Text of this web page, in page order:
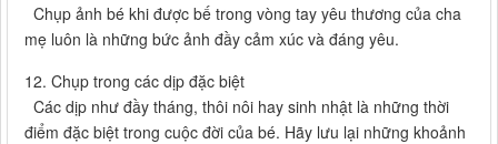
Chụp ảnh bé khi được bế trong vòng tay yêu thương của cha
mẹ luôn là những bức ảnh đầy cảm xúc và đáng yêu.
12. Chụp trong các dịp đặc biệt
Các dịp như đầy tháng, thôi nôi hay sinh nhật là những thời
điểm đặc biệt trong cuộc đời của bé. Hãy lưu lại những khoảnh